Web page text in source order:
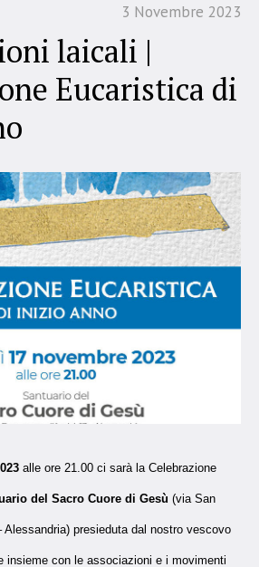
3 Novembre 2023
laicali |
Eucaristica di
alle ore 21.00 ci sarà la Celebrazione
del Sacro Cuore di Gesù (via San
Alessandria) presieduta dal nostro vescovo
insieme con le associazioni e i movimenti